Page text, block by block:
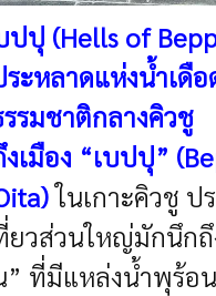
ปปุ (Hells of
ะหลาดแห่งน้ำเดื
รมชาติกลางคิวชู
เมือง “เบปปุ”
ในเกาะคิวชู
ยวส่วนใหญ่มักนึกถึ
” ที่มีแหล่งน้ำพุร้อ